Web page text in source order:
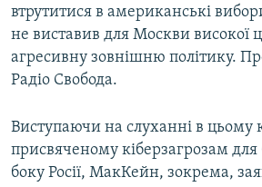
втрутитися в американські
не виставив для Москви високої
агресивну зовнішню політику.
Радіо Свобода.
Виступаючи на слуханні в цьому
присвяченому кіберзагрозам
боку Росії, МакКейн, зокрема,